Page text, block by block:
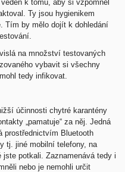
k tomu, aby si vzpomněl
Ty jsou hygienikem
Tím by mělo dojít k dohledání
na množství testovaných
vybavit si všechny
tedy infikovat.
účinnosti chytré karantény
„pamatuje“ za něj. Jedná
prostřednictvím Bluetooth
tj. jiné mobilní telefony, na
potkali. Zaznamenává tedy i
nebo je nemohli určit